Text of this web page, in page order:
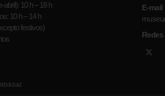
abril): 10 h – 18 h
10 h – 14 h
festivos)
E-mail